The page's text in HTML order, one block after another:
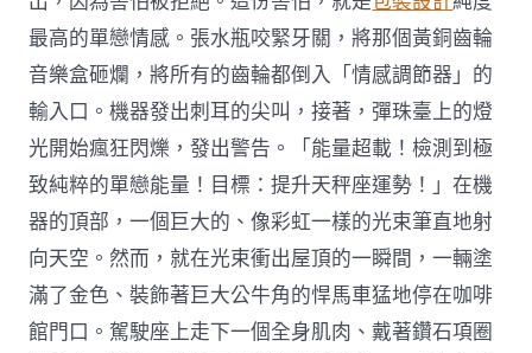
最高的單戀情感。張水瓶咬緊牙關，將那個黃銅齒輪
音樂盒砸爛，將所有的齒輪都倒入「情感調節器」的
輸入口。機器發出刺耳的尖叫，接著，彈珠臺上的燈
光開始瘋狂閃爍，發出警告。「能量超載！檢測到極
致純粹的單戀能量！目標：提升天秤座運勢！」在機
器的頂部，一個巨大的、像彩虹一樣的光束筆直地射
向天空。然而，就在光束衝出屋頂的一瞬間，一輛塗
滿了金色、裝飾著巨大公牛角的悍馬車猛地停在咖啡
館門口。駕駛座上走下一個全身肌肉、戴著鑽石項圈